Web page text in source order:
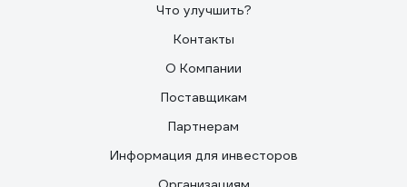
Что улучшить?
Контакты
О Компании
Поставщикам
Партнерам
Информация для инвесторов